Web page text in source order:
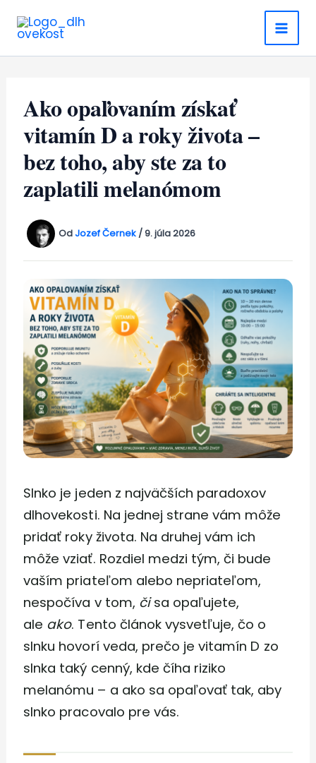
Ako opaľovaním získať
vitamín D a roky života –
bez toho, aby ste za to
zaplatili melanómom
OdJozef Černek /9. júla 2026
Slnko je jeden z najväčších paradoxov
dlhovekosti. Na jednej strane vám môže
pridať roky života. Na druhej vám ich
môže vziať. Rozdiel medzi tým, či bude
vaším priateľom alebo nepriateľom,
nespočíva v tom, čisa opaľujete,
ale ako. Tento článok vysvetľuje, čo o
slnku hovorí veda, prečo je vitamín D zo
slnka taký cenný, kde číha riziko
melanómu – a ako sa opaľovať tak, aby
slnko pracovalo pre vás.